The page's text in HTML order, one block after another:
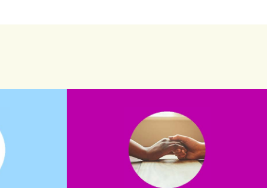
assuntos. Entre em contato conosco e
saiba como nos ajudar.
saiba mais